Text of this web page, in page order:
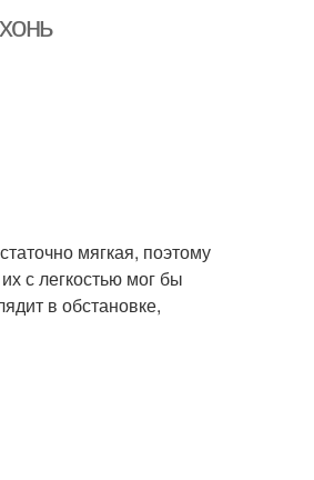
мягкая, поэтому
с легкостью мог бы
в обстановке,